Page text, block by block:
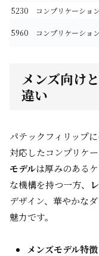
5230
コンプリケーション
5960 コンプリケーション
メンズ向け
違い
パテックフィリップ
対応したコンプリケ
モデルは厚みのある
な機構を持つ一方、
デザイン、華やかな
魅力です。
メンズモデル特徴